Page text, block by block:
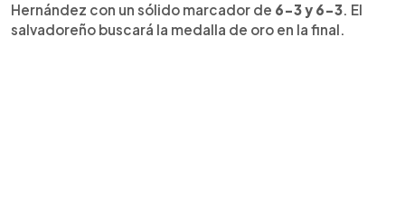
Hernández con un sólido marcador de 6-3 y 6-3. El
salvadoreño buscará la medalla de oro en la final.